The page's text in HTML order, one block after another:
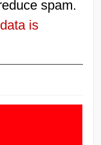
spam.
is